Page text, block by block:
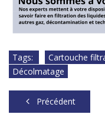
Tags: Cartouche
Décolmatage
Précédent